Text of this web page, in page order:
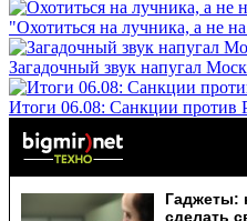
"Охотиться на лучника, а не
Загадочный звук напугал
Итоги 06.08: Санкции против